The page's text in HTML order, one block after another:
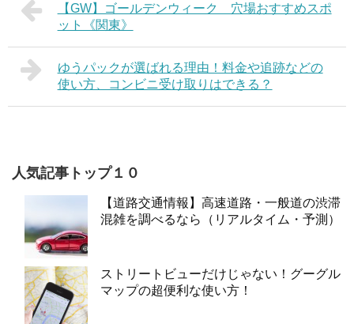
【GW】ゴールデンウィーク 穴場おすすめスポ
ット《関東》
ゆうパックが選ばれる理由！料金や追跡などの
使い方、コンビニ受け取りはできる？
人気記事トップ１０
【道路交通情報】高速道路・一般道の渋滞
混雑を調べるなら（リアルタイム・予測）
ストリートビューだけじゃない！グーグル
マップの超便利な使い方！